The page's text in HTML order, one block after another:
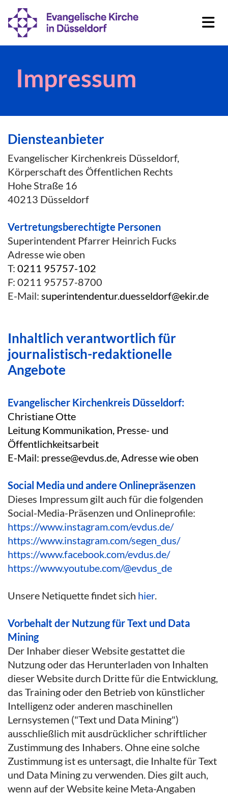
Impressum
Diensteanbieter
Evangelischer Kirchenkreis Düsseldorf,
Körperschaft des Öffentlichen Rechts
Hohe Straße 16
40213 Düsseldorf
Vertretungsberechtigte Personen
Superintendent Pfarrer Heinrich Fucks
Adresse wie oben
T: 0211 95757-102
F: 0211 95757-8700
E-Mail: superintendentur.duesseldorf@ekir.de
Inhaltlich verantwortlich für
journalistisch-redaktionelle
Angebote
Evangelischer Kirchenkreis Düsseldorf:
Christiane Otte
Leitung Kommunikation, Presse- und
Öffentlichkeitsarbeit
E-Mail: presse@evdus.de , Adresse wie oben
Social Media und andere Onlinepräsenzen
Dieses Impressum gilt auch für die folgenden
Social-Media-Präsenzen und Onlineprofile:
https://www.instagram.com/evdus.de/
https://www.instagram.com/segen_dus/
https://www.facebook.com/evdus.de/
https://www.youtube.com/@evdus_de
Unsere Netiquette findet sich hier.
Vorbehalt der Nutzung für Text und Data
Mining
Der Inhaber dieser Website gestattet die
Nutzung oder das Herunterladen von Inhalten
dieser Website durch Dritte für die Entwicklung,
das Training oder den Betrieb von künstlicher
Intelligenz oder anderen maschinellen
Lernsystemen ("Text und Data Mining")
ausschließlich mit ausdrücklicher schriftlicher
Zustimmung des Inhabers. Ohne eine solche
Zustimmung ist es untersagt, die Inhalte für Text
und Data Mining zu verwenden. Dies gilt auch,
wenn auf der Website keine Meta-Angaben